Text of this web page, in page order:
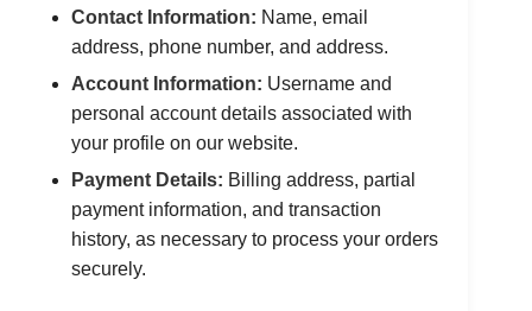
Contact Information: Name, email
address, phone number, and address.
Account Information: Username and
personal account details associated with
your profile on our website.
Payment Details: Billing address, partial
payment information, and transaction
history, as necessary to process your orders
securely.